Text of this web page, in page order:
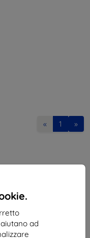
ad
« 1 »